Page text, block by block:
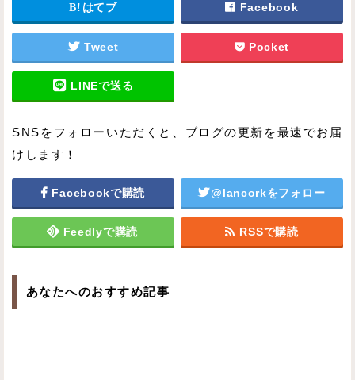
はてブ Facebook
Tweet Pocket
LINEで送る
SNSをフォローいただくと、ブログの更新を最速でお届
けします！
Facebookで購読 @lancorkをフォロー
Feedlyで購読 RSSで購読
あなたへのおすすめ記事